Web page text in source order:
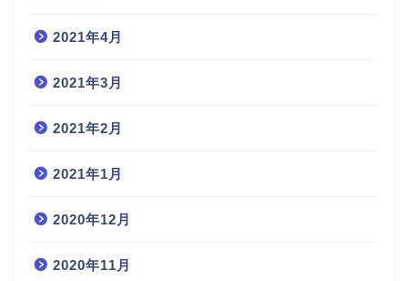
2021年4月
2021年3月
2021年2月
2021年1月
2020年12月
2020年11月